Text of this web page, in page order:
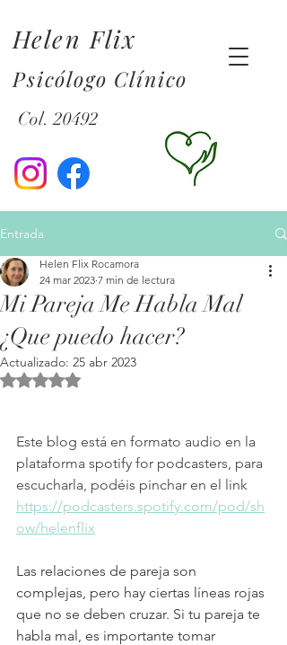
Helen Flix
Psicólogo Clínico
Col. 20492
Entrada
Mi Pareja Me Habla Mal
¿Que puedo hacer?
Helen Flix Rocamora
24 mar 2023 7 min de lectura
Actualizado: 25 abr 2023
Obtuvo NaN de 5 estrellas.
Este blog está en formato audio en la
plataforma spotify for podcasters, para
escucharla, podéis pinchar en el link
https://podcasters.spotify.com/pod/sh
ow/helenflix
Las relaciones de pareja son
complejas, pero hay ciertas líneas rojas
que no se deben cruzar. Si tu pareja te
habla mal, es importante tomar